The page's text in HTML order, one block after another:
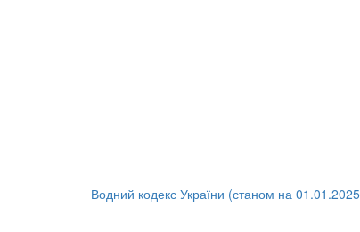
Водний кодекс України (станом на